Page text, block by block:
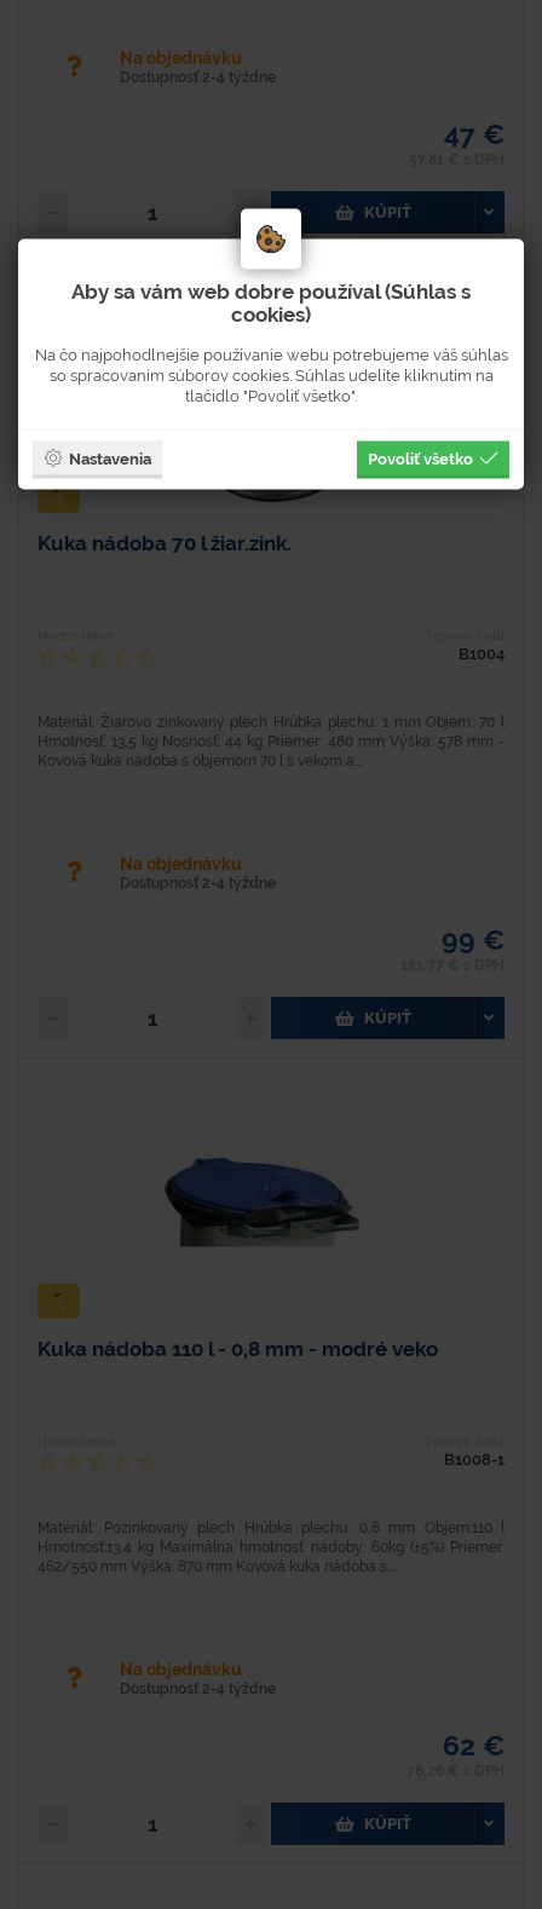
Na objednávku
Dostupnosť 2-4 týždne
47 €
KÚPIŤ
Kuka nádoba 70 l žiar.zink.
B1004
Materiál: Žiarovo zinkovaný plech Hrúbka plechu: 1 mm Objem: 70 l
Hmotnosť: 13,5 kg Nosnosť: 44 kg Priemer: 480 mm Výška: 578 mm -
Kovová kuka nádoba s objemom 70 l s vekom a...
Na objednávku
Dostupnosť 2-4 týždne
99 €
KÚPIŤ
Kuka nádoba 110 l - 0,8 mm - modré veko
B1008-1
Materiál: Pozinkovaný plech Hrúbka plechu: 0,8 mm Objem:110 l
Hmotnosť:13,4 kg Maximálna hmotnosť nádoby: 60kg (±5%) Priemer:
462/550 mm Výška: 870 mm Kovová kuka nádoba s...
Na objednávku
Dostupnosť 2-4 týždne
62 €
KÚPIŤ
Aby sa vám web dobre používal (Súhlas s
cookies)
Na čo najpohodlnejšie používanie webu potrebujeme váš súhlas
so spracovaním súborov cookies. Súhlas udelíte kliknutím na
tlačidlo "Povoliť všetko".
Nastavenia Povoliť všetko